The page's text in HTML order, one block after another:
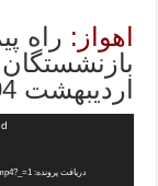
اهواز: راه
اردیبهشت 1404 ـ 18 مه 2025
دریافت پرونده: http://chiran-echo.org/wp-content/uploads/2025/05/video_2025-05-18_17-44-29.mp4?_=1